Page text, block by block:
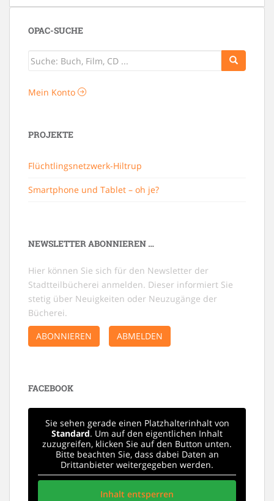
OPAC-SUCHE
Mein Konto
PROJEKTE
Flüchtlingsnetzwerk-Hiltrup
Smartphone und Tablet – oh je?
NEWSLETTER ABONNIEREN …
Hier können Sie sich für den Newsletter der
Stadtteilbücherei anmelden. Dieser informiert Sie
stetig über Neuigkeiten oder Neuzugänge der
Bücherei.
ABONNIEREN
ABMELDEN
FACEBOOK
Sie sehen gerade einen Platzhalterinhalt von
Standard. Um auf den eigentlichen Inhalt
zuzugreifen, klicken Sie auf den Button unten.
Bitte beachten Sie, dass dabei Daten an
Drittanbieter weitergegeben werden.
Inhalt entsperren